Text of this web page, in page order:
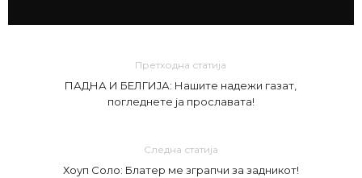
Претходна статија
ПАДНА И БЕЛГИЈА: Нашите надежи газат,
погледнете ја прославата!
Следна статија
Хоуп Соло: Блатер ме зграпчи за задникот!